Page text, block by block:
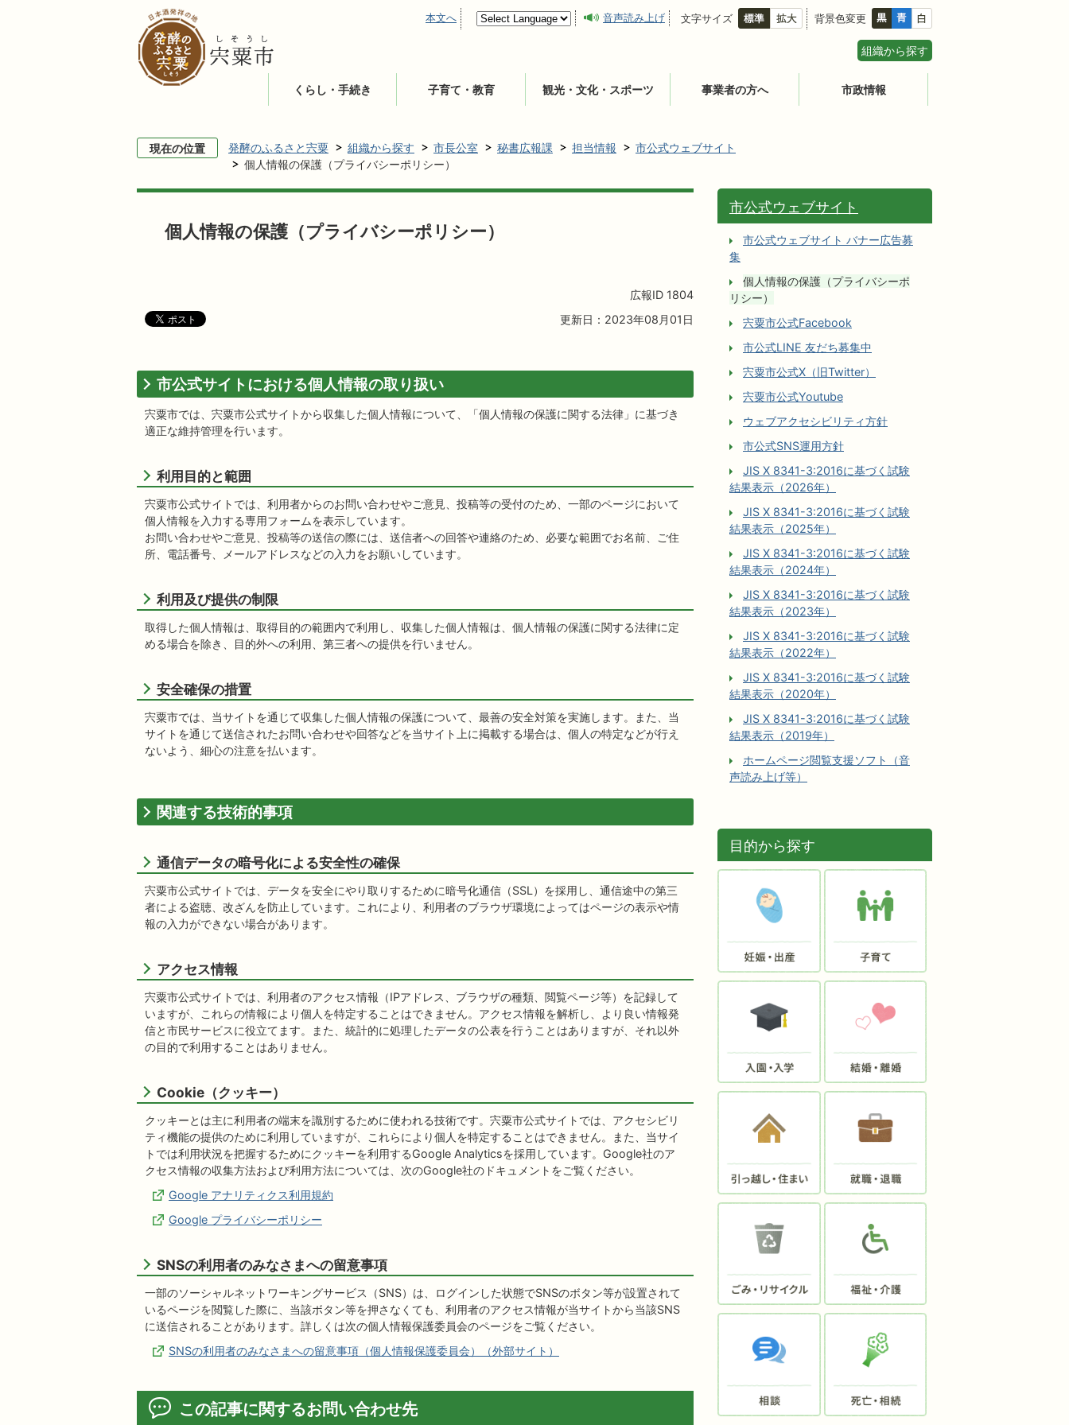
本文へ 音声読み上げ 文字サイズ 背景色変更
組織から探す
くらし・手続き 子育て・教育 観光・文化・スポーツ 事業者の方へ 市政情報
現在の位置 発酵のふるさと宍粟 組織から探す 市長公室 秘書広報課 担当情報
市公式ウェブサイト
個人情報の保護（プライバシーポリシー）
個人情報の保護（プライバシーポリシー）
広報ID 1804
更新日：2023年08月01日
市公式サイトにおける個人情報の取り扱い
宍粟市では、宍粟市公式サイトから収集した個人情報について、「個人情報の保護に関する法律」に基づき
適正な維持管理を行います。
利用目的と範囲
宍粟市公式サイトでは、利用者からのお問い合わせやご意見、投稿等の受付のため、一部のページにおいて
個人情報を入力する専用フォームを表示しています。
お問い合わせやご意見、投稿等の送信の際には、送信者への回答や連絡のため、必要な範囲でお名前、ご住
所、電話番号、メールアドレスなどの入力をお願いしています。
利用及び提供の制限
取得した個人情報は、取得目的の範囲内で利用し、収集した個人情報は、個人情報の保護に関する法律に定
める場合を除き、目的外への利用、第三者への提供を行いません。
安全確保の措置
宍粟市では、当サイトを通じて収集した個人情報の保護について、最善の安全対策を実施します。また、当
サイトを通じて送信されたお問い合わせや回答などを当サイト上に掲載する場合は、個人の特定などが行え
ないよう、細心の注意を払います。
関連する技術的事項
通信データの暗号化による安全性の確保
宍粟市公式サイトでは、データを安全にやり取りするために暗号化通信（SSL）を採用し、通信途中の第三
者による盗聴、改ざんを防止しています。これにより、利用者のブラウザ環境によってはページの表示や情
報の入力ができない場合があります。
アクセス情報
宍粟市公式サイトでは、利用者のアクセス情報（IPアドレス、ブラウザの種類、閲覧ページ等）を記録して
いますが、これらの情報により個人を特定することはできません。アクセス情報を解析し、より良い情報発
信と市民サービスに役立てます。また、統計的に処理したデータの公表を行うことはありますが、それ以外
の目的で利用することはありません。
Cookie（クッキー）
クッキーとは主に利用者の端末を識別するために使われる技術です。宍粟市公式サイトでは、アクセシビリ
ティ機能の提供のために利用していますが、これらにより個人を特定することはできません。また、当サイ
トでは利用状況を把握するためにクッキーを利用するGoogle Analyticsを採用しています。Google社のア
クセス情報の収集方法および利用方法については、次のGoogle社のドキュメントをご覧ください。
Google アナリティクス利用規約
Google プライバシーポリシー
SNSの利用者のみなさまへの留意事項
一部のソーシャルネットワーキングサービス（SNS）は、ログインした状態でSNSのボタン等が設置されて
いるページを閲覧した際に、当該ボタン等を押さなくても、利用者のアクセス情報が当サイトから当該SNS
に送信されることがあります。詳しくは次の個人情報保護委員会のページをご覧ください。
SNSの利用者のみなさまへの留意事項（個人情報保護委員会）（外部サイト）
この記事に関するお問い合わせ先
市公式ウェブサイト
市公式ウェブサイト バナー広告募
集
個人情報の保護（プライバシーポ
リシー）
宍粟市公式Facebook
市公式LINE 友だち募集中
宍粟市公式X（旧Twitter）
宍粟市公式Youtube
ウェブアクセシビリティ方針
市公式SNS運用方針
JIS X 8341-3:2016に基づく試験
結果表示（2026年）
JIS X 8341-3:2016に基づく試験
結果表示（2025年）
JIS X 8341-3:2016に基づく試験
結果表示（2024年）
JIS X 8341-3:2016に基づく試験
結果表示（2023年）
JIS X 8341-3:2016に基づく試験
結果表示（2022年）
JIS X 8341-3:2016に基づく試験
結果表示（2020年）
JIS X 8341-3:2016に基づく試験
結果表示（2019年）
ホームページ閲覧支援ソフト（音
声読み上げ等）
目的から探す